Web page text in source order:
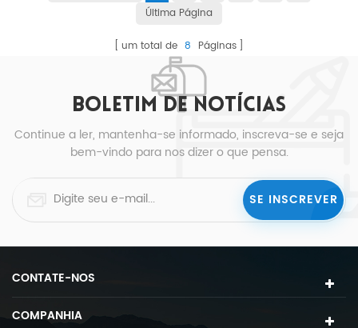
Última Página
um total de 8 Páginas
BOLETIM DE NOTÍCIAS
Continue a ler, mantenha-se informado, inscreva-se e seja
bem-vindo para nos dizer o que pensa.
CONTATE-NOS
COMPANHIA